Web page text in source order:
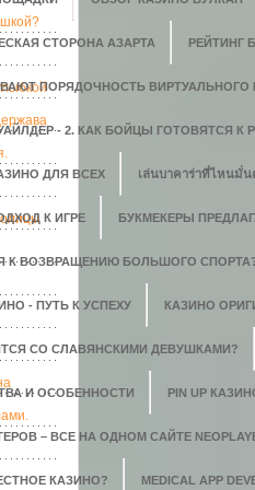
СТОРОНА АЗАРТА РЕЙТИНГ
ПОРЯДОЧНОСТЬ ВИРТУАЛЬНОГО
- 2. КАК БОЙЦЫ ГОТОВЯТСЯ К
ДЛЯ ВСЕХ เล่นบาคาร่าที่ไหนมั่น
К ИГРЕ БУКМЕКЕРЫ
К ВОЗВРАЩЕНИЮ БОЛЬШОГО
- ПУТЬ К УСПЕХУ КАЗИНО
СО СЛАВЯНСКИМИ ДЕВУШКАМИ?
И ОСОБЕННОСТИ PIN UP
– ВСЕ НА ОДНОМ САЙТЕ
КАЗИНО? MEDICAL APP